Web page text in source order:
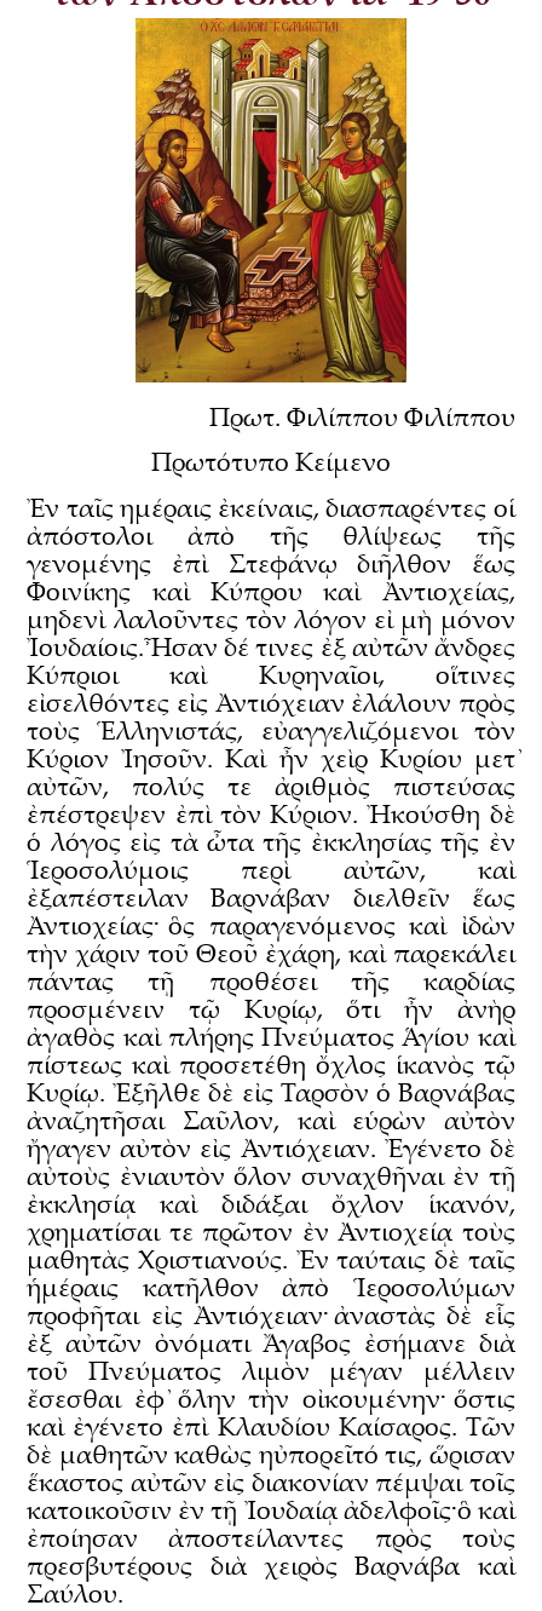
Πρωτ. Φιλίππου Φιλίππου
Πρωτότυπο Κείμενο
Ἐν ταῖς ημέραις ἐκείναις, διασπαρέντες οἱ
ἀπόστολοι ἀπὸ τῆς θλίψεως τῆς
γενομένης ἐπὶ Στεφάνῳ διῆλθον ἕως
Φοινίκης καὶ Κύπρου καὶ Ἀντιοχείας,
μηδενὶ λαλοῦντες τὸν λόγον εἰ μὴ μόνον
Ἰουδαίοις.Ἦσαν δέ τινες ἐξ αὐτῶν ἄνδρες
Κύπριοι καὶ Κυρηναῖοι, οἵτινες
εἰσελθόντες εἰς Ἀντιόχειαν ἐλάλουν πρὸς
τοὺς Ἑλληνιστάς, εὐαγγελιζόμενοι τὸν
Κύριον Ἰησοῦν. Καὶ ἦν χεὶρ Κυρίου μετ᾿
αὐτῶν, πολύς τε ἀριθμὸς πιστεύσας
ἐπέστρεψεν ἐπὶ τὸν Κύριον. Ἠκούσθη δὲ
ὁ λόγος εἰς τὰ ὦτα τῆς ἐκκλησίας τῆς ἐν
Ἱεροσολύμοις περὶ αὐτῶν, καὶ
ἐξαπέστειλαν Βαρνάβαν διελθεῖν ἕως
Ἀντιοχείας· ὃς παραγενόμενος καὶ ἰδὼν
τὴν χάριν τοῦ Θεοῦ ἐχάρη, καὶ παρεκάλει
πάντας τῇ προθέσει τῆς καρδίας
προσμένειν τῷ Κυρίῳ, ὅτι ἦν ἀνὴρ
ἀγαθὸς καὶ πλήρης Πνεύματος Ἁγίου καὶ
πίστεως καὶ προσετέθη ὄχλος ἱκανὸς τῷ
Κυρίῳ. Ἐξῆλθε δὲ εἰς Ταρσὸν ὁ Βαρνάβας
ἀναζητῆσαι Σαῦλον, καὶ εὑρὼν αὐτὸν
ἤγαγεν αὐτὸν εἰς Ἀντιόχειαν. Ἐγένετο δὲ
αὐτοὺς ἐνιαυτὸν ὅλον συναχθῆναι ἐν τῇ
ἐκκλησίᾳ καὶ διδάξαι ὄχλον ἱκανόν,
χρηματίσαι τε πρῶτον ἐν Ἀντιοχείᾳ τοὺς
μαθητὰς Χριστιανούς. Ἐν ταύταις δὲ ταῖς
ἡμέραις κατῆλθον ἀπὸ Ἱεροσολύμων
προφῆται εἰς Ἀντιόχειαν· ἀναστὰς δὲ εἷς
ἐξ αὐτῶν ὀνόματι Ἄγαβος ἐσήμανε διὰ
τοῦ Πνεύματος λιμὸν μέγαν μέλλειν
ἔσεσθαι ἐφ᾿ ὅλην τὴν οἰκουμένην· ὅστις
καὶ ἐγένετο ἐπὶ Κλαυδίου Καίσαρος. Τῶν
δὲ μαθητῶν καθὼς ηὐπορεῖτό τις, ὥρισαν
ἕκαστος αὐτῶν εἰς διακονίαν πέμψαι τοῖς
κατοικοῦσιν ἐν τῇ Ἰουδαίᾳ ἀδελφοῖς· ὃ καὶ
ἐποίησαν ἀποστείλαντες πρὸς τοὺς
πρεσβυτέρους διὰ χειρὸς Βαρνάβα καὶ
Σαύλου.